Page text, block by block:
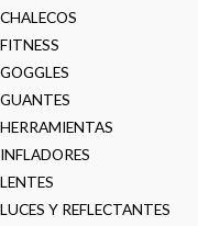
CHALECOS
FITNESS
GOGGLES
GUANTES
HERRAMIENTAS
INFLADORES
LENTES
LUCES Y REFLECTANTES